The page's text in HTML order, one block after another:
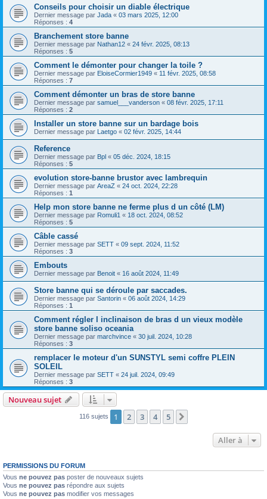
Conseils pour choisir un diable électrique
Dernier message par Jada « 03 mars 2025, 12:00
Réponses : 4
Branchement store banne
Dernier message par Nathan12 « 24 févr. 2025, 08:13
Réponses : 5
Comment le démonter pour changer la toile ?
Dernier message par EloiseCormier1949 « 11 févr. 2025, 08:58
Réponses : 7
Comment démonter un bras de store banne
Dernier message par samuel___vanderson « 08 févr. 2025, 17:11
Réponses : 2
Installer un store banne sur un bardage bois
Dernier message par Laetgo « 02 févr. 2025, 14:44
Reference
Dernier message par Bpl « 05 déc. 2024, 18:15
Réponses : 5
evolution store-banne brustor avec lambrequin
Dernier message par AreaZ « 24 oct. 2024, 22:28
Réponses : 1
Help mon store banne ne ferme plus d un côté (LM)
Dernier message par Romuli1 « 18 oct. 2024, 08:52
Réponses : 5
Câble cassé
Dernier message par SETT « 09 sept. 2024, 11:52
Réponses : 3
Embouts
Dernier message par Benoit « 16 août 2024, 11:49
Store banne qui se déroule par saccades.
Dernier message par Santorin « 06 août 2024, 14:29
Réponses : 1
Comment régler l inclinaison de bras d un vieux modèle
store banne soliso oceania
Dernier message par marchvince « 30 juil. 2024, 10:28
Réponses : 3
remplacer le moteur d'un SUNSTYL semi coffre PLEIN
SOLEIL
Dernier message par SETT « 24 juil. 2024, 09:49
Réponses : 3
Nouveau sujet
116 sujets 1 2 3 4 5
Aller à
PERMISSIONS DU FORUM
Vous ne pouvez pas poster de nouveaux sujets
Vous ne pouvez pas répondre aux sujets
Vous ne pouvez pas modifier vos messages